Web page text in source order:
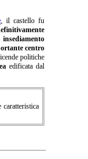
, il castello fu
insediamento
centro
politiche
edificata dal